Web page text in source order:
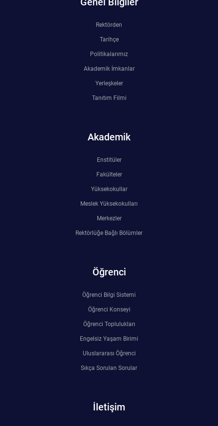
Rektörden
Tarihçe
Politikalarımız
Akademik İmkanlar
Yerleşkeler
Tanıtım Filmi
Akademik
Enstitüler
Fakülteler
Yüksekokullar
Meslek Yüksekokulları
Merkezler
Rektörlüğe Bağlı Bölümler
Öğrenci
Öğrenci Bilgi Sistemi
Öğrenci Konseyi
Öğrenci Toplulukları
Engelsiz Yaşam Birimi
Uluslararası Öğrenci
Sıkça Sorulan Sorular
İletişim